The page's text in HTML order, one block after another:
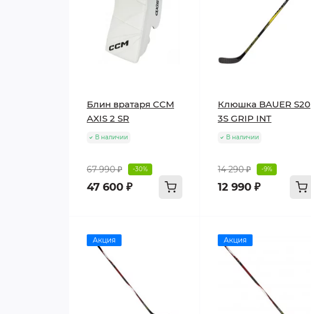
Блин вратаря CCM
AXIS 2 SR
В наличии
67 990 ₽ -30%
47 600 ₽
Клюшка BAUER S20
3S GRIP INT
В наличии
14 290 ₽ -9%
12 990 ₽
Акция Акция